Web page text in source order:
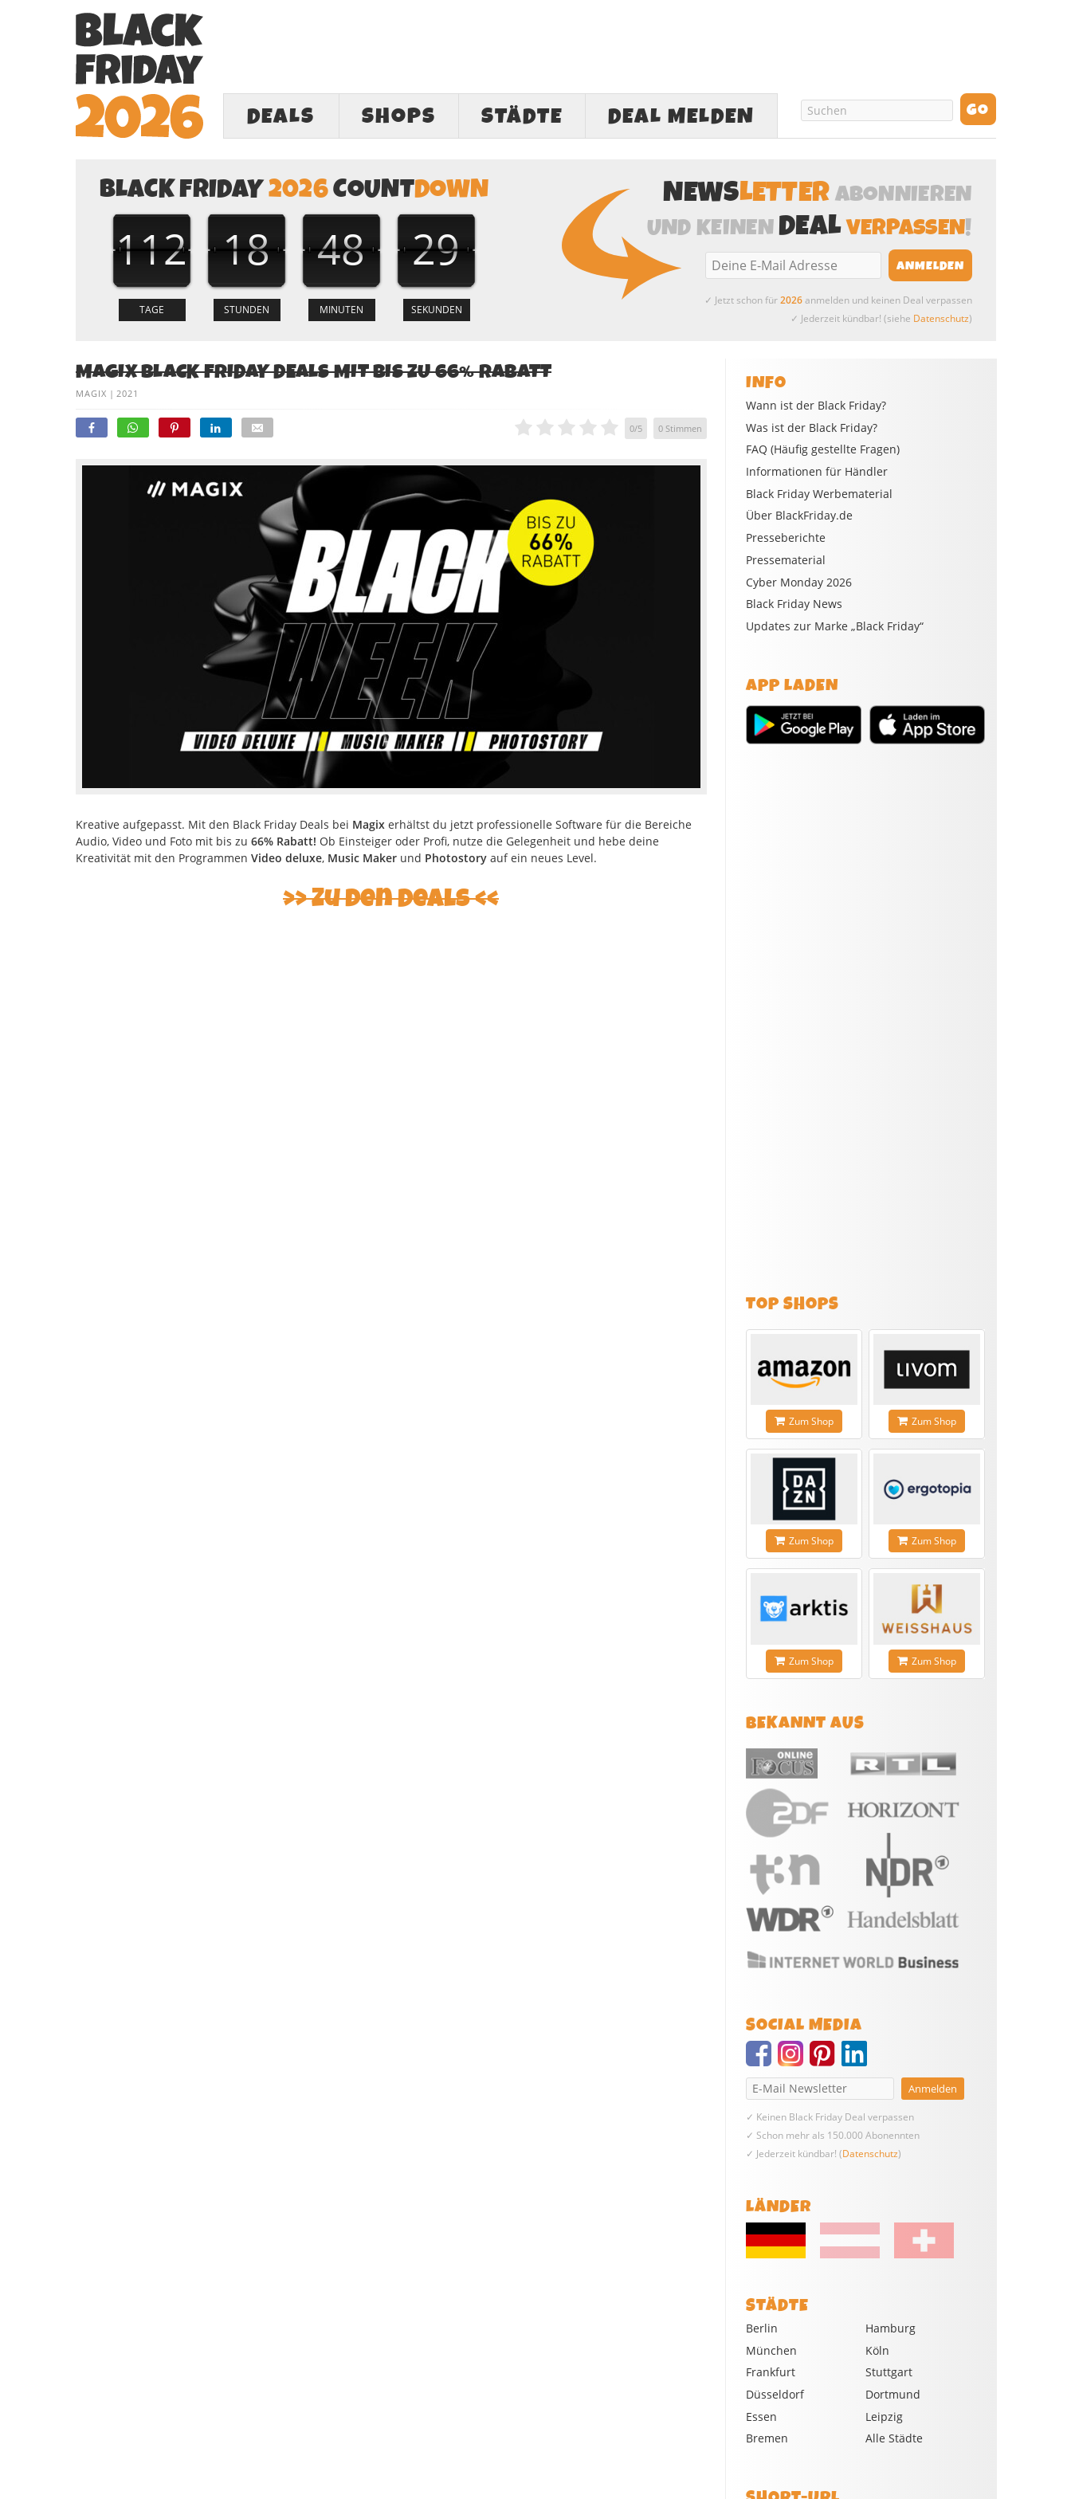
DEALS SHOPS STÄDTE DEAL MELDEN
BLACK FRIDAY2026COUNTDOWN
112 18 48 28
NEWSLETTERABONNIEREN
UND KEINENDEALVERPASSEN!
✓ Jetzt schon für2026anmelden und keinen Deal verpassen
✓ Jederzeit kündbar! (siehe Datenschutz)
MAGIX BLACK FRIDAY DEALS MIT BIS ZU 66% RABATT
MAGIX | 2021
0/5 0Stimmen
Kreative aufgepasst. Mit den Black Friday Deals bei Magixerhältst du jetzt professionelle Software für die Bereiche
Audio, Video und Foto mit bis zu 66% Rabatt! Ob Einsteiger oder Profi, nutze die Gelegenheit und hebe deine
Kreativität mit den Programmen Video deluxe, Music Makerund Photostoryauf ein neues Level.
Zu den Deals
INFO
Wann ist der Black Friday?
Was ist der Black Friday?
FAQ (Häufig gestellte Fragen)
Informationen für Händler
Black Friday Werbematerial
Über BlackFriday.de
Presseberichte
Pressematerial
Cyber Monday 2026
Black Friday News
Updates zur Marke „Black Friday“
APP LADEN
TOP SHOPS
Zum Shop Zum Shop
Zum Shop Zum Shop
Zum Shop Zum Shop
BEKANNT AUS
SOCIAL MEDIA
✓ Keinen Black Friday Deal verpassen
✓ Schon mehr als 150.000 Abonennten
✓ Jederzeit kündbar! (Datenschutz)
LÄNDER
STÄDTE
Berlin
Hamburg
München
Köln
Frankfurt
Stuttgart
Düsseldorf
Dortmund
Essen
Leipzig
Bremen
Alle Städte